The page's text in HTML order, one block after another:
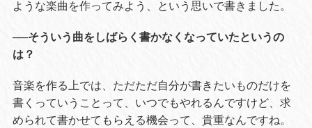
ような楽曲を作ってみよう、という思いで書きました。
──そういう曲をしばらく書かなくなっていたというの
は？
音楽を作る上では、ただただ自分が書きたいものだけを
書くっていうことって、いつでもやれるんですけど、求
められて書かせてもらえる機会って、貴重なんですね。